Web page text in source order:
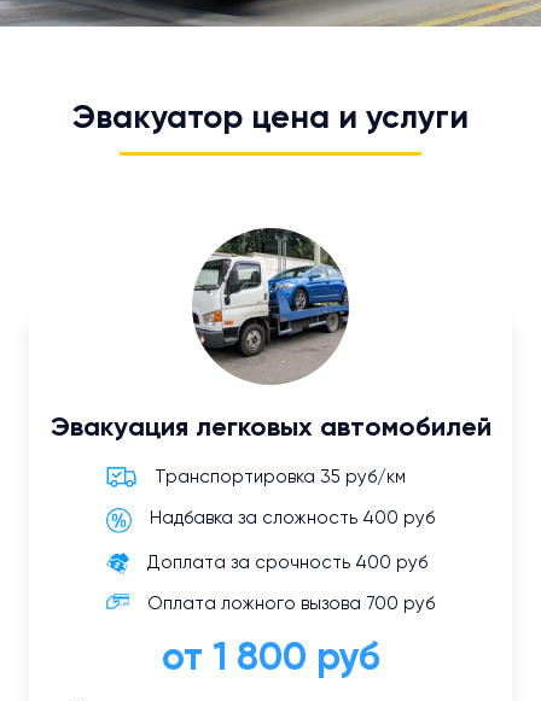
Эвакуатор цена и услуги
Эвакуация легковых автомобилей
Транспортировка 35 руб/км
Надбавка за сложность 400 руб
Доплата за срочность 400 руб
Оплата ложного вызова 700 руб
от 1 800 руб